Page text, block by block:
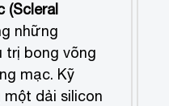
(Scleral
những
trị bong võng
mạc. Kỹ
dải silicon